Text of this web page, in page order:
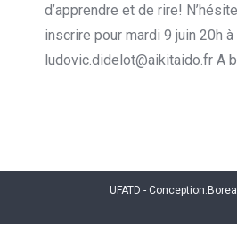
d’apprendre et de rire!
inscrire pour mardi 9 juin 20h à
ludovic.didelot@aikitaido.fr A
UFATD - Conception: